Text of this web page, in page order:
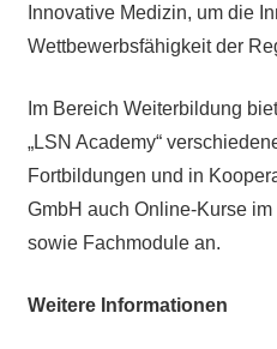
Innovative Medizin, um die
Wettbewerbsfähigkeit der
Im Bereich Weiterbildung
„LSN Academy“
Fortbildungen und in
GmbH auch Online-Kurse
sowie Fachmodule an.
Weitere Informationen